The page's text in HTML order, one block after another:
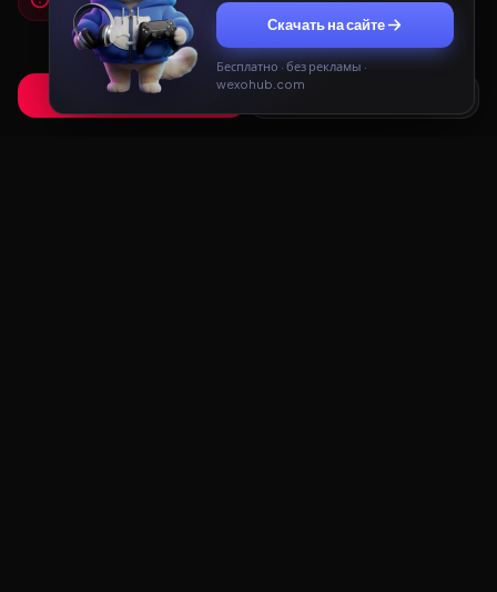
Для работы сайта и показа рекламы мы используем
cookies. Продолжая использовать сайт, вы соглашаетесь с
Политикой конфиденциальностииПользовательским
соглашением.
Принять Только необходимые
Скачать на сайте
Бесплатно · без рекламы ·
wexohub.com